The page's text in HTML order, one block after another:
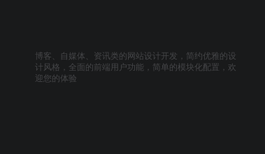
博客、自媒体、资讯类的网站设计开发，简约优雅的设
计风格，全面的前端用户功能，简单的模块化配置，欢
迎您的体验